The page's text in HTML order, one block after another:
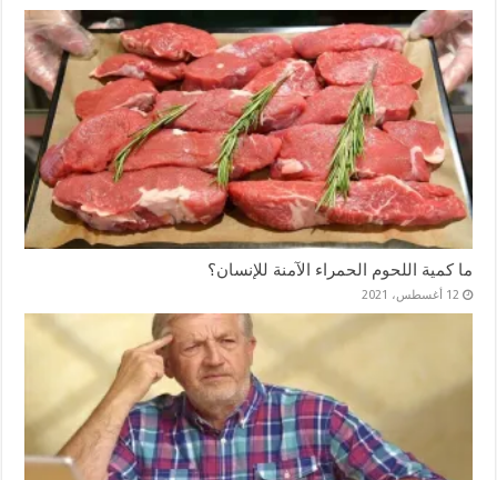
ما كمية اللحوم الحمراء الآمنة للإنسان؟
12 أغسطس، 2021